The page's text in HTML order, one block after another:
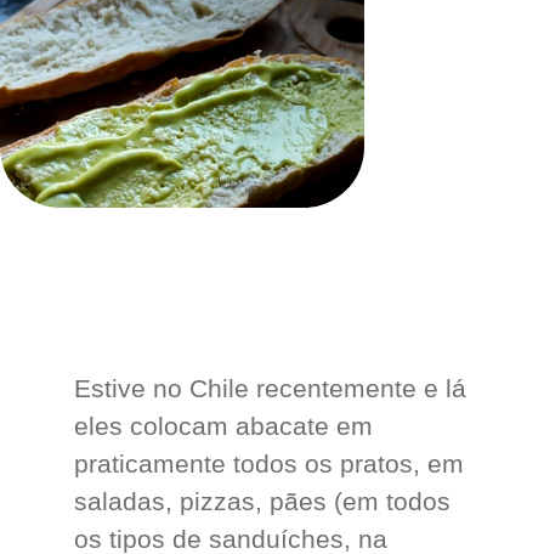
Estive no Chile recentemente e lá
eles colocam abacate em
praticamente todos os pratos, em
saladas, pizzas, pães (em todos
os tipos de sanduíches, na